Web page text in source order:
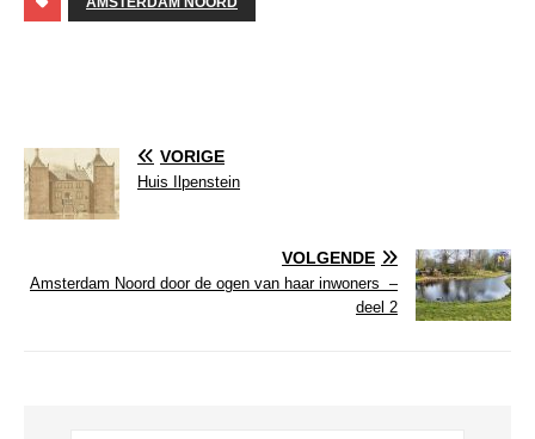
VORIGE
Huis Ilpenstein
VOLGENDE
Amsterdam Noord door de ogen van haar inwoners –
deel 2